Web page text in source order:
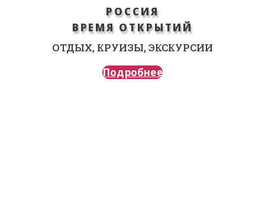
РОССИЯ
ВРЕМЯ ОТКРЫТИЙ
ОТДЫХ, КРУИЗЫ, ЭКСКУРСИИ
Подробнее